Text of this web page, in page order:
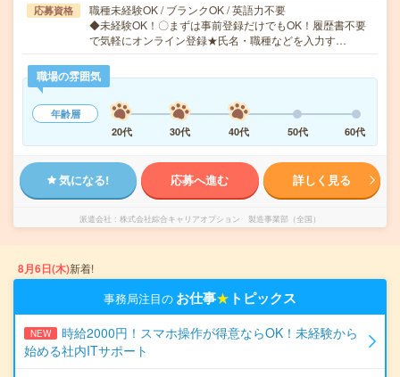
応募資格
職種未経験OK / ブランクOK / 英語力不要
◆未経験OK！〇まずは事前登録だけでもOK！履歴書不要
で気軽にオンライン登録★氏名・職種などを入力す…
職場の雰囲気
年齢層
20代
30代 40代 50代 60代
気になる! 応募へ進む 詳しく見る
派遣会社 株式会社綜合キャリアオプション 製造事業部（全国）
8月6日(木)新着!
事務局注目の お仕事★ トピックス
NEW
時給2000円！スマホ操作が得意ならOK！未経験から
始める社内ITサポート